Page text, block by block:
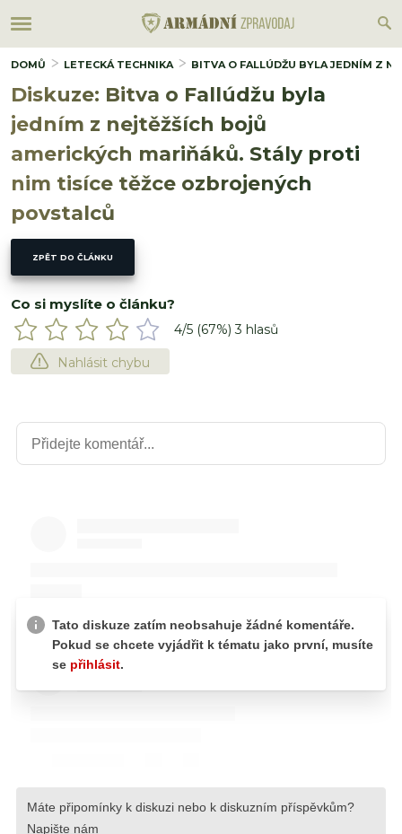
DOMŮ LETECKÁ TECHNIKA BITVA O FALLÚDŽU BYLA JEDNÍM Z
Diskuze: Bitva o Fallúdžu byla
jedním z nejtěžších bojů
amerických mariňáků. Stály proti
nim tisíce těžce ozbrojených
povstalců
ZPĚT DO ČLÁNKU
Co si myslíte o článku?
4/5 (67%)3 hlasů
Nahlásit chybu